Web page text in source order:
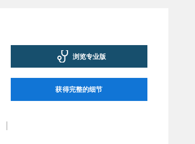
浏览专业版
获得完整的细节
|